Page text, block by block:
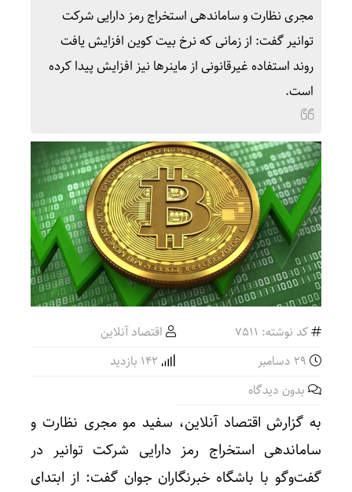
مجری نظارت و ساماندهی استخراج رمز دارایی شرکت
توانیر گفت: از زمانی که نرخ بیت کوین افزایش یافت
روند استفاده غیرقانونی از ماینر‌ها نیز افزایش پیدا کرده
است.
کد نوشته: 7511
اقتصاد آنلاین
بدون دیدگاه
به گزارش اقتصاد آنلاین، سفید مو مجری نظارت و
ساماندهی استخراج رمز دارایی شرکت توانیر در
گفت‌و‌گو با باشگاه خبرنگاران جوان گفت: از ابتدای